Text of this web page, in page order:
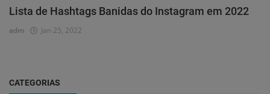
Lista de Hashtags Banidas do Instagram em 2022
adm Jan 25, 2022
CATEGORIAS